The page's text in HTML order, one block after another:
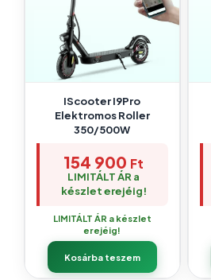
IScooter I9Pro
Elektromos Roller
350/500W
154 900 Ft
LIMITÁLT ÁR a
készlet erejéig!
LIMITÁLT ÁR a készlet
erejéig!
Kosárba teszem